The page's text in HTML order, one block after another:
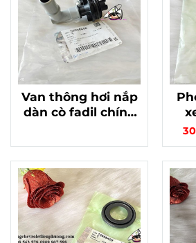
Van thông hơi nắp
dàn cò fadil chính